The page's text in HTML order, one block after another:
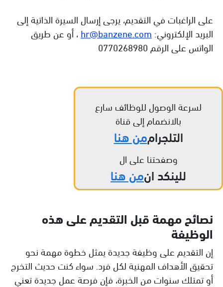
على الراغبات في التقديم، يرجى إرسال السيرة الذاتية إلى
البريد الإلكتروني: hr@banzene.com ، أو عن طريق
الواتس على الرقم 0770268980
لسرعة الوصول للوظائف سارع
بالانضمام إلى قناة
التلجراممن هنا
وصفحتنا على ال
للينكد انمن هنا
نصائح مهمة قبل التقديم على هذه
الوظيفة
إن التقديم على وظيفة جديدة يمثل خطوة مهمة نحو
تحقيق الأهداف المهنية لكل فرد. سواء كنت حديث التخرج
أو تمتلك سنوات من الخبرة، فإن فرصة عمل جديدة تعني